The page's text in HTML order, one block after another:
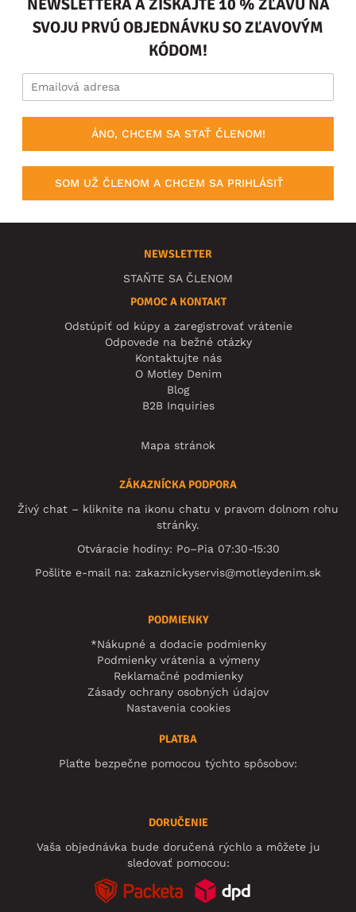
NEWSLETTERA A ZÍSKAJTE 10 % ZĽAVU NA
SVOJU PRVÚ OBJEDNÁVKU SO ZĽAVOVÝM
KÓDOM!
ÁNO, CHCEM SA STAŤ ČLENOM!
SOM UŽ ČLENOM A CHCEM SA PRIHLÁSIŤ
NEWSLETTER
STAŇTE SA ČLENOM
POMOC A KONTAKT
Odstúpiť od kúpy a zaregistrovať vrátenie
Odpovede na bežné otázky
Kontaktujte nás
O Motley Denim
Blog
B2B Inquiries
Mapa stránok
ZÁKAZNÍCKA PODPORA
Živý chat – kliknite na ikonu chatu v pravom dolnom rohu
stránky.
Otváracie hodiny: Po–Pia 07:30-15:30
Pošlite e-mail na: zakaznickyservis@motleydenim.sk
PODMIENKY
*Nákupné a dodacie podmienky
Podmienky vrátenia a výmeny
Reklamačné podmienky
Zásady ochrany osobných údajov
Nastavenia cookies
PLATBA
Plaťte bezpečne pomocou týchto spôsobov:
DORUČENIE
Vaša objednávka bude doručená rýchlo a môžete ju
sledovať pomocou: